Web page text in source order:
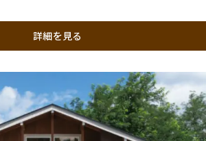
詳細を見る